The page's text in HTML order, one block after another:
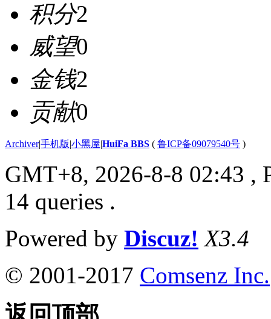
积分2
威望0
金钱2
贡献0
Archiver|手机版|小黑屋|HuiFa BBS ( 鲁ICP备09079540号 )
GMT+8, 2026-8-8 02:43 ,
14 queries .
Powered by Discuz! X3.4
© 2001-2017 Comsenz Inc.